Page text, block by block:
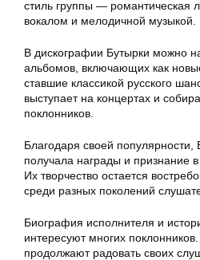
стиль группы — романтическая
вокалом и мелодичной музыкой.
В дискографии Бутырки можно
альбомов, включающих как
ставшие классикой русского
выступает на концертах и
поклонников.
Благодаря своей популярности,
получала награды и признание
Их творчество остается
среди разных поколений
Биография исполнителя и
интересуют многих
продолжают радовать своих